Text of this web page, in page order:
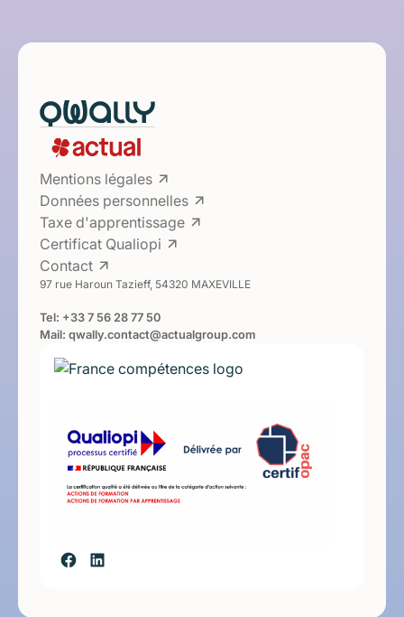
Mentions légales
Données personnelles
Taxe d'apprentissage
Certificat Qualiopi
Contact
97 rue Haroun Tazieff, 54320 MAXEVILLE
Tel: +33 7 56 28 77 50
Mail: qwally.contact@actualgroup.com